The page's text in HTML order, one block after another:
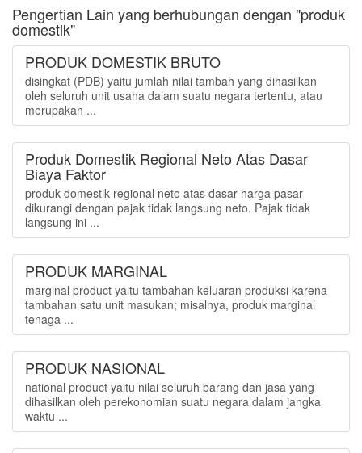
Pengertian Lain yang berhubungan dengan "produk
domestik"
PRODUK DOMESTIK BRUTO
disingkat (PDB) yaitu jumlah nilai tambah yang dihasilkan
oleh seluruh unit usaha dalam suatu negara tertentu, atau
merupakan ...
Produk Domestik Regional Neto Atas Dasar
Biaya Faktor
produk domestik regional neto atas dasar harga pasar
dikurangi dengan pajak tidak langsung neto. Pajak tidak
langsung ini ...
PRODUK MARGINAL
marginal product yaitu tambahan keluaran produksi karena
tambahan satu unit masukan; misalnya, produk marginal
tenaga ...
PRODUK NASIONAL
national product yaitu nilai seluruh barang dan jasa yang
dihasilkan oleh perekonomian suatu negara dalam jangka
waktu ...